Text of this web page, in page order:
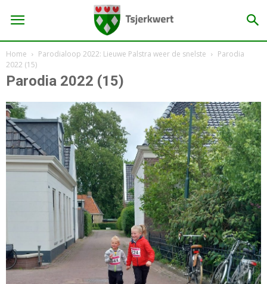
Home Parodialoop 2022: Lieuwe Palstra weer de snelste
Parodia
2022 (15)
Parodia 2022 (15)